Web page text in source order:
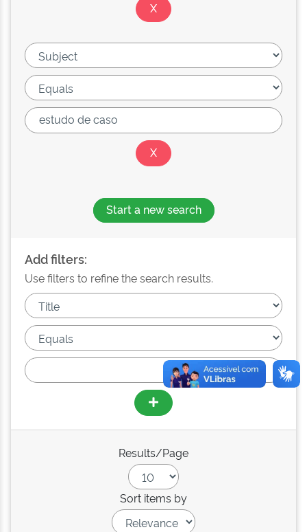
Start a new search
Add filters:
Use filters to refine the search results.
Results/Page
Sort items by